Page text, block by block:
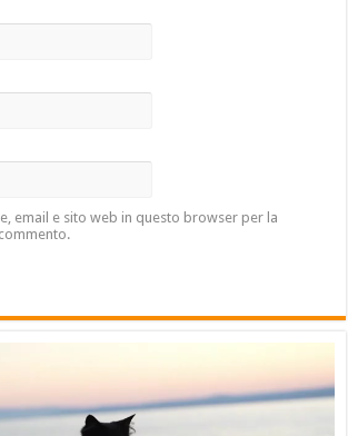
email e sito web in questo browser per la